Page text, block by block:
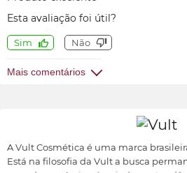
Esta avaliação foi útil?
Sim Não
Mais comentários
A Vult Cosmética é uma marca
Está na filosofia da Vult a busca